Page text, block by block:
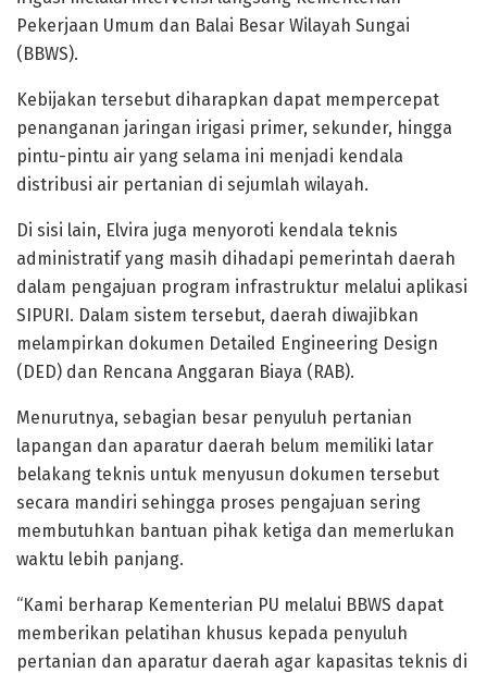
Pekerjaan Umum dan Balai Besar Wilayah Sungai
(BBWS).
Kebijakan tersebut diharapkan dapat mempercepat
penanganan jaringan irigasi primer, sekunder, hingga
pintu-pintu air yang selama ini menjadi kendala
distribusi air pertanian di sejumlah wilayah.
Di sisi lain, Elvira juga menyoroti kendala teknis
administratif yang masih dihadapi pemerintah daerah
dalam pengajuan program infrastruktur melalui aplikasi
SIPURI. Dalam sistem tersebut, daerah diwajibkan
melampirkan dokumen Detailed Engineering Design
(DED) dan Rencana Anggaran Biaya (RAB).
Menurutnya, sebagian besar penyuluh pertanian
lapangan dan aparatur daerah belum memiliki latar
belakang teknis untuk menyusun dokumen tersebut
secara mandiri sehingga proses pengajuan sering
membutuhkan bantuan pihak ketiga dan memerlukan
waktu lebih panjang.
“Kami berharap Kementerian PU melalui BBWS dapat
memberikan pelatihan khusus kepada penyuluh
pertanian dan aparatur daerah agar kapasitas teknis di